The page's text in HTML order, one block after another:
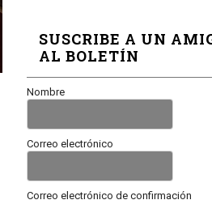
SUSCRIBE A UN
AL BOLETÍN
Nombre
Correo electrónico
Correo electrónico de confirmación